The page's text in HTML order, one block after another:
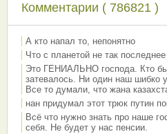
Комментарии ( 786821 )
А кто напал то, непонятно
Что с планетой не так
Это ГЕНИАЛЬНО господа. Кто бы
затевалось. Ни один наш шибко
Все то думали, что жана
нан придумал этот трюк путин
Всё что нужно знать про наше
себя. Не будет у нас пенсии.